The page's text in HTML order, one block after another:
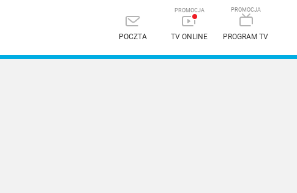
POCZTA TV ONLINE PROGRAM TV